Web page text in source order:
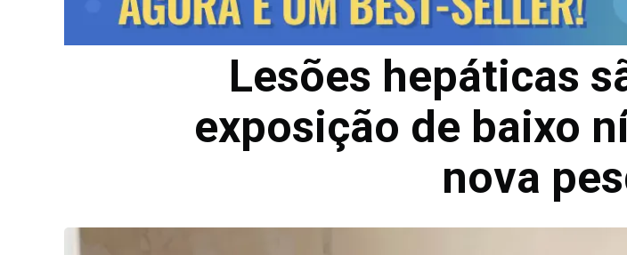
Lesões hepáticas
exposição de baixo
nova